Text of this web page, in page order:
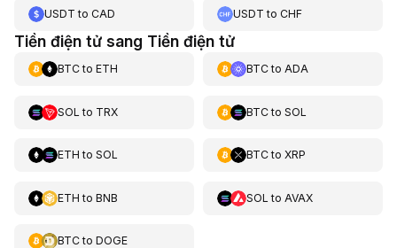
USDT to CAD USDT toCHF
Tiền điện tử sang Tiền điện tử
BTCto ETH BTCto ADA
SOL to TRX BTCto SOL
ETH to SOL BTCto XRP
ETH to BNB SOL to AVAX
BTCto DOGE